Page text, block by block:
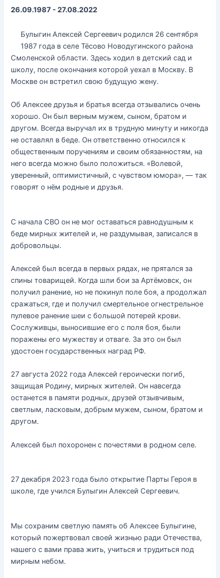
26.09.1987 - 27.08.2022
Булыгин Алексей Сергеевич родился 26 сентября
1987 года в селе Тёсово Новодугинского района
Смоленской области. Здесь ходил в детский сад и
школу, после окончания которой уехал в Москву. В
Москве он встретил свою будущую жену.
Об Алексее друзья и братья всегда отзывались очень
хорошо. Он был верным мужем, сыном, братом и
другом. Всегда выручал их в трудную минуту и никогда
не оставлял в беде. Он ответственно относился к
общественным поручениям и своим обязанностям, на
него всегда можно было положиться. «Волевой,
уверенный, оптимистичный, с чувством юмора», — так
говорят о нём родные и друзья.
С начала СВО он не мог оставаться равнодушным к
беде мирных жителей и, не раздумывая, записался в
добровольцы.
Алексей был всегда в первых рядах, не прятался за
спины товарищей. Когда шли бои за Артёмовск, он
получил ранение, но не покинул поле боя, а продолжал
сражаться, где и получил смертельное огнестрельное
пулевое ранение шеи с большой потерей крови.
Сослуживцы, выносившие его с поля боя, были
поражены его мужеству и отваге. За это он был
удостоен государственных наград РФ.
27 августа 2022 года Алексей героически погиб,
защищая Родину, мирных жителей. Он навсегда
останется в памяти родных, друзей отзывчивым,
светлым, ласковым, добрым мужем, сыном, братом и
другом.
Алексей был похоронен с почестями в родном селе.
27 декабря 2023 года было открытие Парты Героя в
школе, где учился Булыгин Алексей Сергеевич.
Мы сохраним светлую память об Алексее Булыгине,
который пожертвовал своей жизнью ради Отечества,
нашего с вами права жить, учиться и трудиться под
мирным небом.